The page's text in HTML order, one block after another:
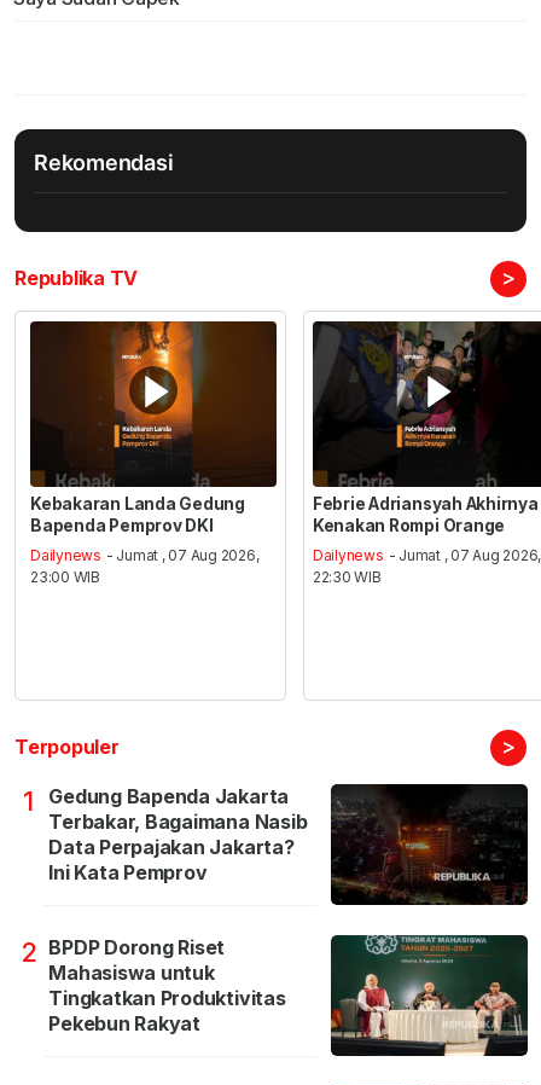
Rekomendasi
Republika TV >
Kebakaran Landa Gedung
Bapenda Pemprov DKI
Dailynews - Jumat , 07 Aug 2026,
23:00 WIB
Febrie Adriansyah Akhirnya
Kenakan Rompi Orange
Dailynews - Jumat , 07 Aug 2026,
22:30 WIB
Terpopuler >
1
Gedung Bapenda Jakarta
Terbakar, Bagaimana Nasib
Data Perpajakan Jakarta?
Ini Kata Pemprov
2 BPDP Dorong Riset
Mahasiswa untuk
Tingkatkan Produktivitas
Pekebun Rakyat